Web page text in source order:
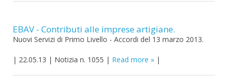
EBAV - Contributi alle imprese artigiane.
Nuovi Servizi di Primo Livello - Accordi del 13 marzo 2013.
| 22.05.13 | Notizia n. 1055 | Read more |